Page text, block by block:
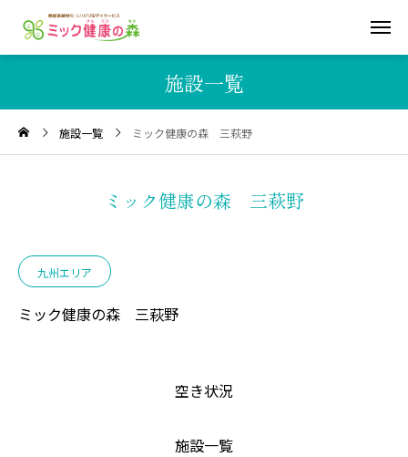
施設一覧
施設一覧 ミック健康の森 三萩野
ミック健康の森 三萩野
九州エリア
ミック健康の森 三萩野
空き状況
施設一覧